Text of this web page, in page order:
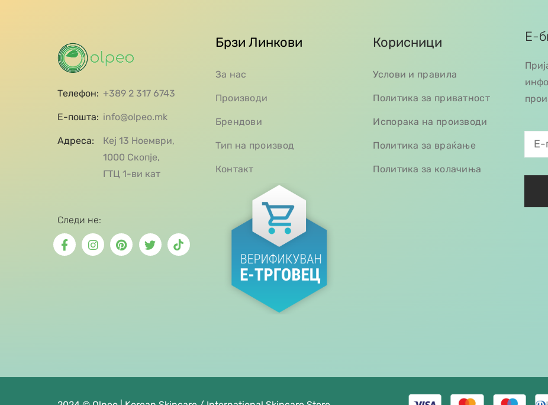
Телефон: +389 2 317 6743
Е-пошта: info@olpeo.mk
Адреса:
Кеј 13 Ноември,
1000 Скопје,
ГТЦ 1-ви кат
Следи не:
Брзи Линкови
За нас
Производи
Брендови
Тип на производ
Контакт
Корисници
Услови и правила
Политика за приватност
Испорака на производи
Политика за враќање
Политика за колачиња
Е-